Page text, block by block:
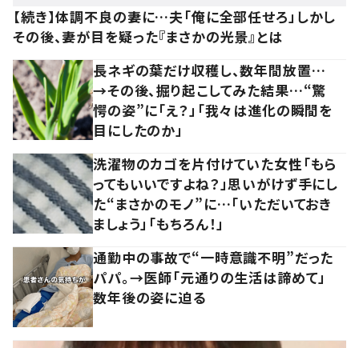
【続き】体調不良の妻に…夫「俺に全部任せろ」しかし
その後、妻が目を疑った『まさかの光景』とは
長ネギの葉だけ収穫し、数年間放置…
→その後、掘り起こしてみた結果…“驚
愕の姿”に「え？」「我々は進化の瞬間を
目にしたのか」
洗濯物のカゴを片付けていた女性「もら
ってもいいですよね？」思いがけず手にし
た“まさかのモノ”に…「いただいておき
ましょう」「もちろん！」
通勤中の事故で“一時意識不明”だった
パパ。→医師「元通りの生活は諦めて」
数年後の姿に迫る